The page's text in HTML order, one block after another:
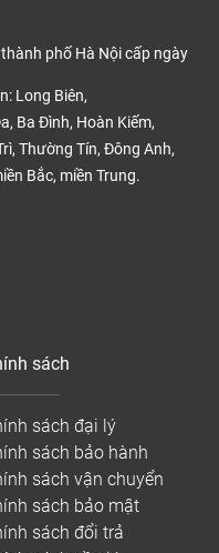
phố Hà Nội cấp ngày
Long Biên,
Ba Đình, Hoàn Kiếm,
Thường Tín, Đông Anh,
Bắc, miền Trung.
sách
sách đại lý
sách bảo hành
sách vận chuyển
sách bảo mật
sách đổi trả